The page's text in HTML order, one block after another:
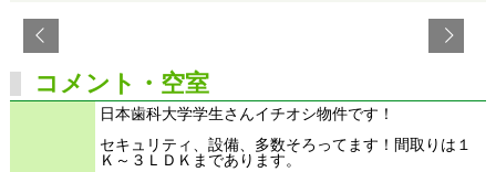
コメント・空室
日本歯科大学学生さんイチオシ物件です！
セキュリティ、設備、多数そろってます！間取りは１
Ｋ～３ＬＤＫまであります。